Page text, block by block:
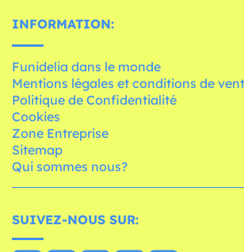
INFORMATION:
Funidelia dans le monde
Mentions légales et conditions de
Politique de Confidentialité
Cookies
Zone Entreprise
Sitemap
Qui sommes nous?
SUIVEZ-NOUS SUR: